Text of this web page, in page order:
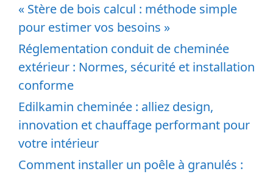
« Stère de bois calcul : méthode simple
pour estimer vos besoins »
Réglementation conduit de cheminée
extérieur : Normes, sécurité et installation
conforme
Edilkamin cheminée : alliez design,
innovation et chauffage performant pour
votre intérieur
Comment installer un poêle à granulés :